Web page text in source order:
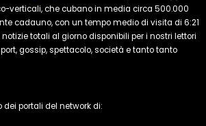
verticali, che cubano in media circa 500.000
cadauno, con un tempo medio di visita di 6:21
totali al giorno disponibili per i nostri lettori
gossip, spettacolo, società e tanto tanto
dei portali del network di: